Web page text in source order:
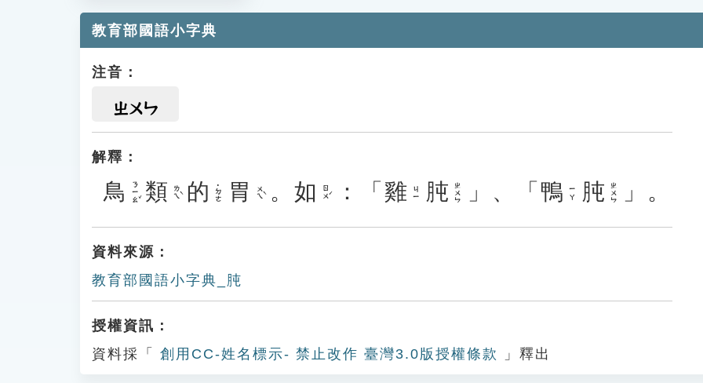
教育部國語小字典
注音：
ㄓㄨㄣ
解釋：
鳥 ㄋㄧㄠˇ 類 ㄌㄟˋ 的 ˙ㄉㄜ 胃 ㄨㄟˋ 。 如 ㄖㄨˊ ：「 雞 ㄐㄧ 肫 ㄓㄨㄣ 」、「 鴨 ㄧㄚ 肫 ㄓㄨㄣ 」。
資料來源：
教育部國語小字典_肫
授權資訊：
資料採「
創用CC-姓名標示- 禁止改作 臺灣3.0版授權條款 」釋出